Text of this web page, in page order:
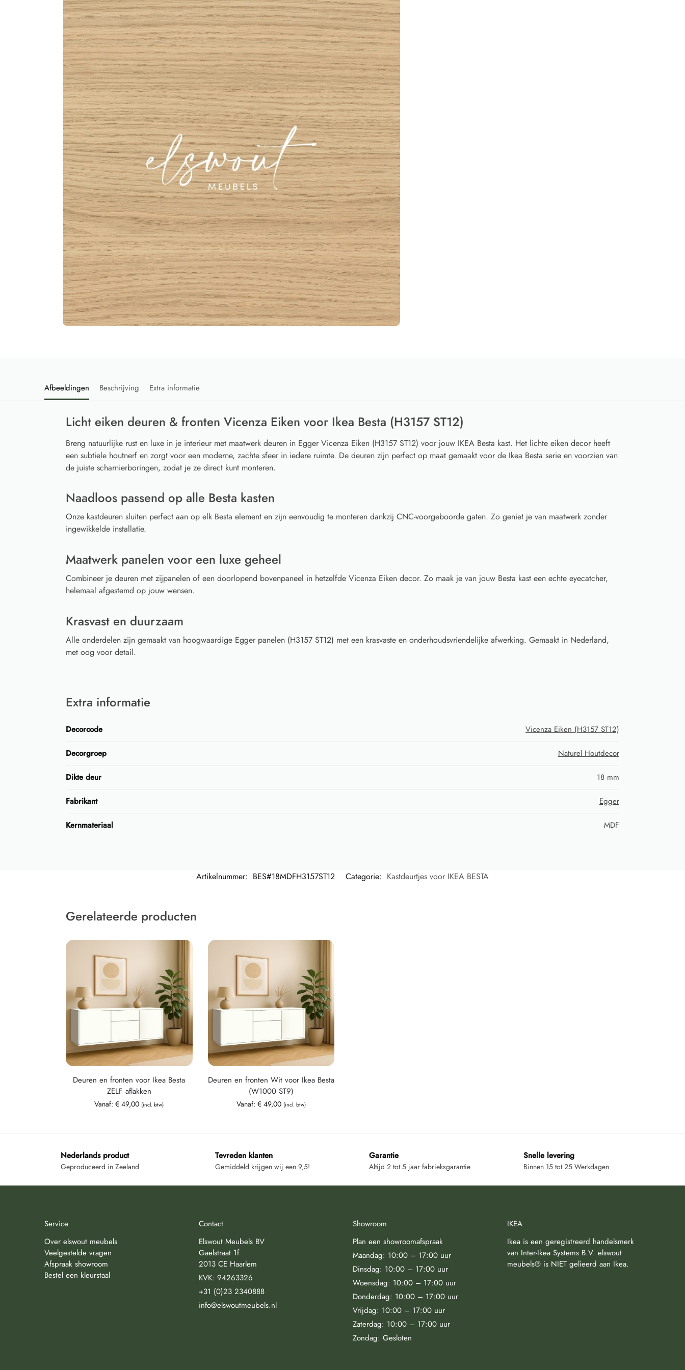
Afbeeldingen Beschrijving Extra informatie
Licht eiken deuren & fronten Vicenza Eiken voor Ikea Besta (H3157 ST12)
Breng natuurlijke rust en luxe in je interieur met maatwerk deuren in Egger Vicenza Eiken (H3157 ST12) voor jouw IKEA Besta kast. Het lichte eiken decor heeft
een subtiele houtnerf en zorgt voor een moderne, zachte sfeer in iedere ruimte. De deuren zijn perfect op maat gemaakt voor de Ikea Besta serie en voorzien van
de juiste scharnierboringen, zodat je ze direct kunt monteren.
Naadloos passend op alle Besta kasten
Onze kastdeuren sluiten perfect aan op elk Besta element en zijn eenvoudig te monteren dankzij CNC-voorgeboorde gaten. Zo geniet je van maatwerk zonder
ingewikkelde installatie.
Maatwerk panelen voor een luxe geheel
Combineer je deuren met zijpanelen of een doorlopend bovenpaneel in hetzelfde Vicenza Eiken decor. Zo maak je van jouw Besta kast een echte eyecatcher,
helemaal afgestemd op jouw wensen.
Krasvast en duurzaam
Alle onderdelen zijn gemaakt van hoogwaardige Egger panelen (H3157 ST12) met een krasvaste en onderhoudsvriendelijke afwerking. Gemaakt in Nederland,
met oog voor detail.
Extra informatie
Decorcode Vicenza Eiken (H3157 ST12)
Decorgroep Naturel Houtdecor
Dikte deur 18 mm
Fabrikant Egger
Kernmateriaal MDF
Artikelnummer: BES#18MDFH3157ST12 Categorie: Kastdeurtjes voor IKEA BESTA
Gerelateerde producten
Deuren en fronten voor Ikea Besta
ZELF aflakken
Vanaf:€ 49,00 (incl. btw)
Deuren en fronten Wit voor Ikea Besta
(W1000 ST9)
Vanaf: €49,00 (incl. btw)
Nederlands product
Geproduceerd in Zeeland
Tevreden klanten
Gemiddeld krijgen wij een 9,5!
Garantie
Altijd 2 tot 5 jaar fabrieksgarantie
Snelle levering
Binnen 15 tot 25 Werkdagen
Service
Over elswout meubels
Veelgestelde vragen
Afspraak showroom
Bestel een kleurstaal
Contact
Elswout Meubels BV
Gaelstraat 1f
2013 CE Haarlem
KVK: 94263326
+31 (0)23 2340888
info@elswoutmeubels.nl
Showroom
Plan een showroomafspraak
Maandag: 10:00 – 17:00 uur
Dinsdag: 10:00 – 17:00 uur
Woensdag: 10:00 – 17:00 uur
Donderdag: 10:00 – 17:00 uur
Vrijdag: 10:00 – 17:00 uur
Zaterdag: 10:00 – 17:00 uur
Zondag: Gesloten
IKEA
Ikea is een geregistreerd handelsmerk
van Inter-Ikea Systems B.V. elswout
meubels® is NIET gelieerd aan Ikea.